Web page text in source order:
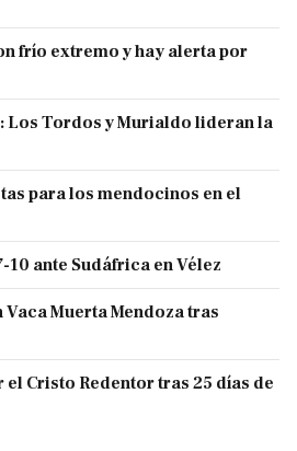
frío extremo y hay alerta por
Los Tordos y Murialdo lideran la
para los mendocinos en el
10 ante Sudáfrica en Vélez
Muerta Mendoza tras
Cristo Redentor tras 25 días de